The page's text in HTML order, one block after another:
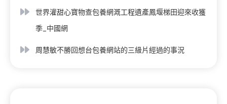
世界灌甜心寶物查包養網溉工程遺產鳳堰梯田迎來收獲
季_中國網
周慧敏不勝回想台包養網站的三級片經過的事況